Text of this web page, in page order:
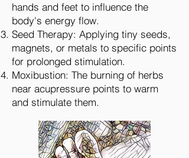
hands and feet to influence the
body's energy flow.
Seed Therapy: Applying tiny seeds,
magnets, or metals to specific points
for prolonged stimulation.
Moxibustion: The burning of herbs
near acupressure points to warm
and stimulate them.